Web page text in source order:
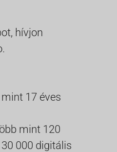
hívjon
.
17 éves
mint 120
000 digitális